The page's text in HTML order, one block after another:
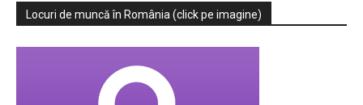
Locuri de muncă în România (click pe imagine)